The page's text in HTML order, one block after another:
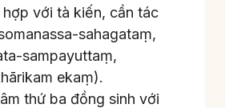
với tà kiến, cần tác
sahagataṃ,
sampayuttaṃ,
ekaṃ).
thứ ba đồng sinh với